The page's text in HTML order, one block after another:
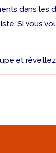
dans les
Si vous
et